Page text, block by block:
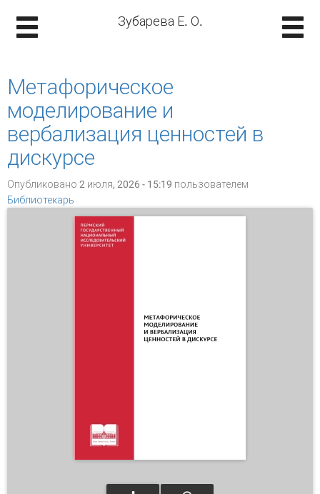
Зубарева Е. О.
Метафорическое
моделирование и
вербализация ценностей в
дискурсе
Опубликовано 2 июля, 2026 - 15:19 пользователем
Библиотекарь